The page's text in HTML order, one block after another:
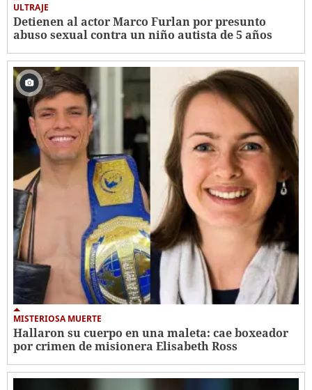
ULTRAJE
Detienen al actor Marco Furlan por presunto
abuso sexual contra un niño autista de 5 años
MISTERIOSA MUERTE
Hallaron su cuerpo en una maleta: cae boxeador
por crimen de misionera Elisabeth Ross